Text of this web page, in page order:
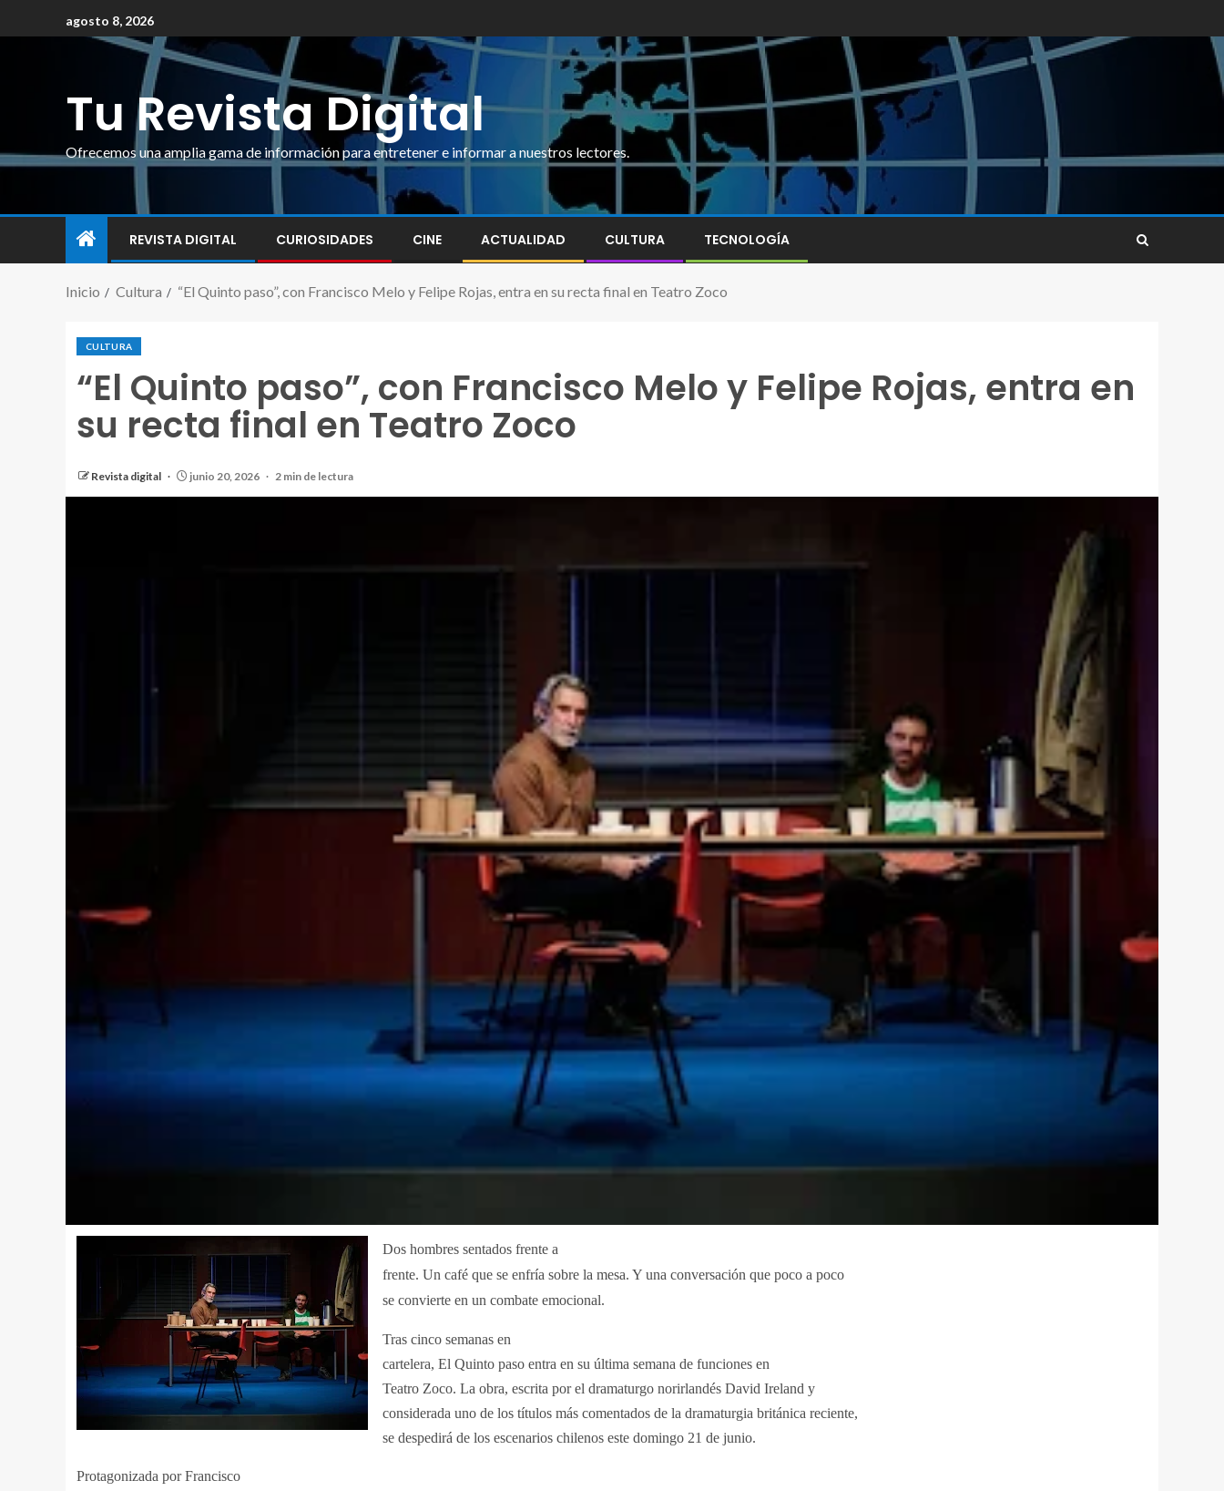
agosto 8, 2026
Tu Revista Digital
Ofrecemos una amplia gama de información para entretener e informar a nuestros lectores.
REVISTA DIGITAL CURIOSIDADES CINE ACTUALIDAD CULTURA TECNOLOGÍA
Inicio Cultura “El Quinto paso”, con Francisco Melo y Felipe Rojas, entra en su recta final en Teatro Zoco
CULTURA
“El Quinto paso”, con Francisco Melo y Felipe Rojas, entra en
su recta final en Teatro Zoco
Revista digital junio 20, 2026 2 min de lectura
Dos hombres sentados frente a
frente. Un café que se enfría sobre la mesa. Y una conversación que poco a poco
se convierte en un combate emocional.
Tras cinco semanas en
cartelera, El Quinto paso entra en su última semana de funciones en
Teatro Zoco. La obra, escrita por el dramaturgo norirlandés David Ireland y
considerada uno de los títulos más comentados de la dramaturgia británica reciente,
se despedirá de los escenarios chilenos este domingo 21 de junio.
Protagonizada por Francisco